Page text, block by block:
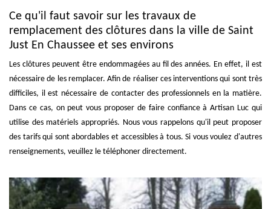
Ce qu'il faut savoir sur les travaux de
remplacement des clôtures dans la ville de Saint
Just En Chaussee et ses environs
Les clôtures peuvent être endommagées au fil des années. En effet, il est
nécessaire de les remplacer. Afin de réaliser ces interventions qui sont très
difficiles, il est nécessaire de contacter des professionnels en la matière.
Dans ce cas, on peut vous proposer de faire confiance à Artisan Luc qui
utilise des matériels appropriés. Nous vous rappelons qu'il peut proposer
des tarifs qui sont abordables et accessibles à tous. Si vous voulez d'autres
renseignements, veuillez le téléphoner directement.